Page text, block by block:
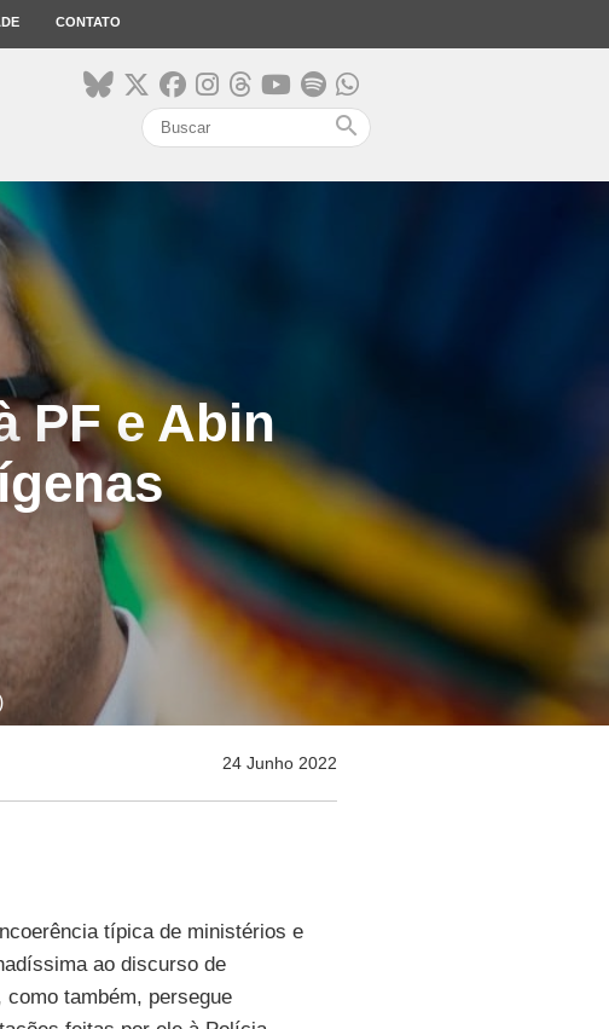
CONTATO
search
PF e Abin
24 Junho 2022
típica de ministérios e
ao discurso de
como também, persegue